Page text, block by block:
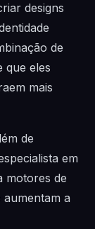
designs
de
que eles
mais
de
em
motores de
aumentam a